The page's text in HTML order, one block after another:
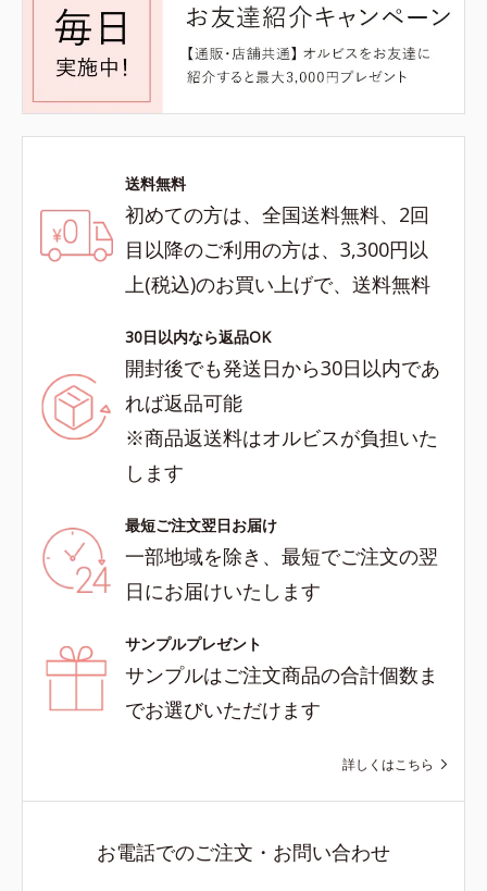
送料無料
初めての方は、全国送料無料、2回
目以降のご利用の方は、3,300円以
上(税込)のお買い上げで、送料無料
30日以内なら返品OK
開封後でも発送日から30日以内であ
れば返品可能
※商品返送料はオルビスが負担いた
します
最短ご注文翌日お届け
一部地域を除き、最短でご注文の翌
日にお届けいたします
サンプルプレゼント
サンプルはご注文商品の合計個数ま
でお選びいただけます
詳しくはこちら
お電話でのご注文・お問い合わせ